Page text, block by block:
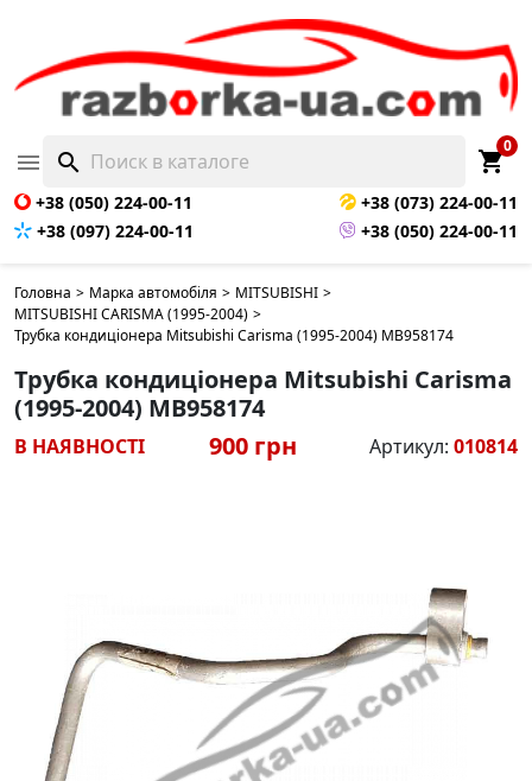
 search shopping_cart
0
+38 (050) 224-00-11
+38 (073) 224-00-11
+38 (097) 224-00-11
+38 (050) 224-00-11
Головна > Марка автомобіля > MITSUBISHI >
MITSUBISHI CARISMA (1995-2004) >
Трубка кондиціонера Mitsubishi Carisma (1995-2004) MB958174
Трубка кондиціонера Mitsubishi Carisma
(1995-2004) MB958174
В НАЯВНОСТІ 900 грн Артикул: 010814